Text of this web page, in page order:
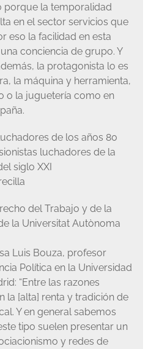
porque la temporalidad
en el sector servicios que
eso la facilidad en esta
conciencia de grupo. Y
la protagonista lo es
la máquina y herramienta,
o la juguetería como en
de los años 80
luchadores de la
siglo XXI
del Trabajo y de la
la Universitat Autònoma
Luis Bouza, profesor
Política en la Universidad
“Entre las razones
la [alta] renta y tradición de
Y en general sabemos
tipo suelen presentar un
y redes de